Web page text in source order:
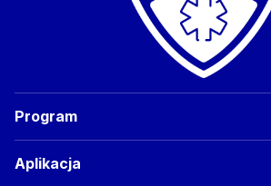
Program
Aplikacja